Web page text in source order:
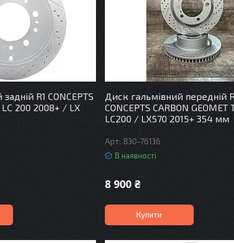
R1 CONCEPTS
LC 200 2008+ / LX
Диск гальмівний передній
CONCEPTS CARBON GEOMET
LC200 / LX570 2015+ 354 мм
830-76136
В наявності
8 900 ₴
Купити